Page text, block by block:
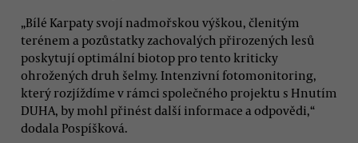
„Bílé Karpaty svojí nadmořskou výškou, členitým
terénem a pozůstatky zachovalých přirozených lesů
poskytují optimální biotop pro tento kriticky
ohrožených druh šelmy. Intenzivní fotomonitoring,
který rozjíždíme v rámci společného projektu s Hnutím
DUHA, by mohl přinést další informace a odpovědi,“
dodala Pospíšková.